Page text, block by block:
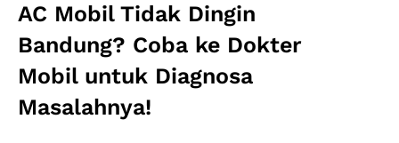
AC Mobil Tidak Dingin
Bandung? Coba ke Dokter
Mobil untuk Diagnosa
Masalahnya!